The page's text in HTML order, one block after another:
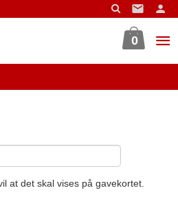
0
at det skal vises på gavekortet.